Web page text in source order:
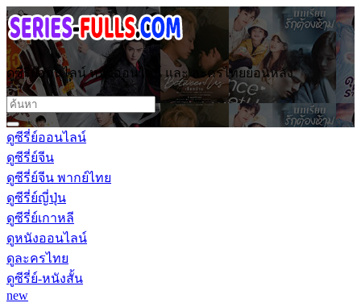
ดูซีรี่ย์ออนไลน์ หนังออนไลน์ และ ละครไทยย้อนหลัง
ดูซีรี่ย์ออนไลน์
ดูซีรี่ย์จีน
ดูซีรี่ย์จีน พากย์ไทย
ดูซีรี่ย์ญี่ปุ่น
ดูซีรี่ย์เกาหลี
ดูหนังออนไลน์
ดูละครไทย
ดูซีรี่ย์-หนังสั้น
new